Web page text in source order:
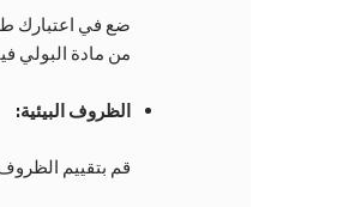
ضع في اعتبارك
من مادة البولي
الظروف البيئية:
قم بتقييم الظروف